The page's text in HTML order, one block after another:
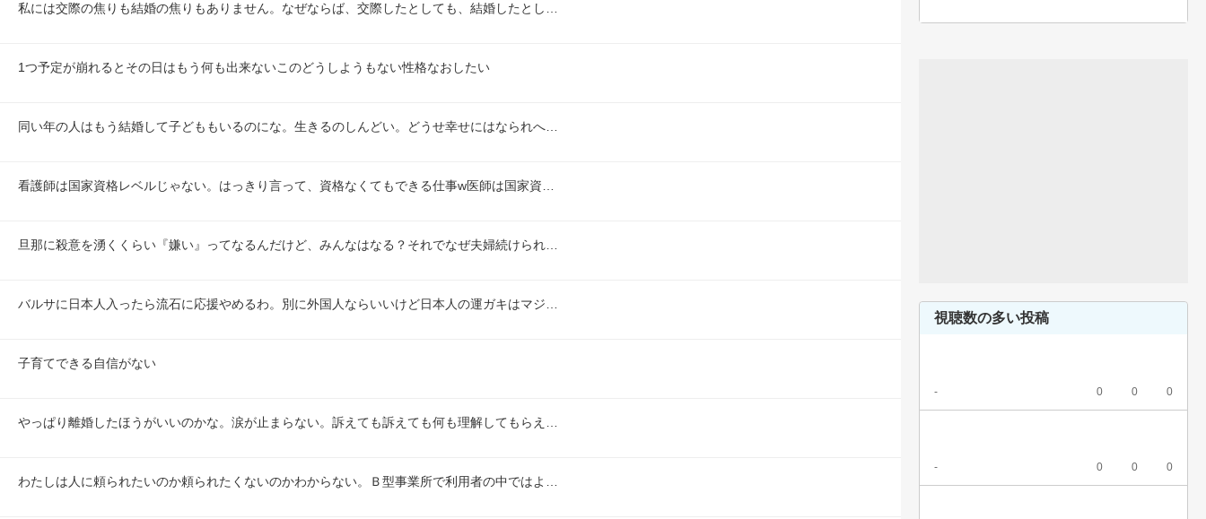
私には交際の焦りも結婚の焦りもありません。なぜならば、交際したとしても、結婚したとし…
1つ予定が崩れるとその日はもう何も出来ないこのどうしようもない性格なおしたい
同い年の人はもう結婚して子どももいるのにな。生きるのしんどい。どうせ幸せにはなられへ…
看護師は国家資格レベルじゃない。はっきり言って、資格なくてもできる仕事w医師は国家資…
旦那に殺意を湧くくらい『嫌い』ってなるんだけど、みんなはなる？それでなぜ夫婦続けられ…
バルサに日本人入ったら流石に応援やめるわ。別に外国人ならいいけど日本人の運ガキはマジ…
子育てできる自信がない
やっぱり離婚したほうがいいのかな。涙が止まらない。訴えても訴えても何も理解してもらえ…
わたしは人に頼られたいのか頼られたくないのかわからない。Ｂ型事業所で利用者の中ではよ…
視聴数の多い投稿
- 0 0 0
- 0 0 0